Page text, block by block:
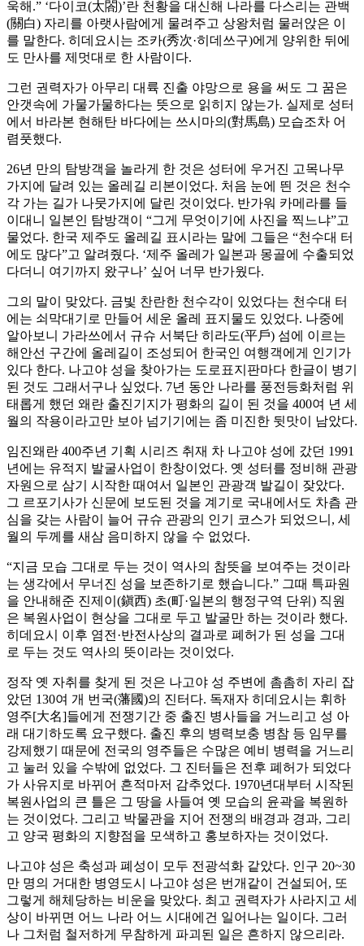
욱해.” ‘다이코(太閤)’란 천황을 대신해 나라를 다스리는 관백
(關白) 자리를 아랫사람에게 물려주고 상왕처럼 물러앉은 이
를 말한다. 히데요시는 조카(秀次·히데쓰구)에게 양위한 뒤에
도 만사를 제멋대로 한 사람이다.
그런 권력자가 아무리 대륙 진출 야망으로 용을 써도 그 꿈은
안갯속에 가물가물하다는 뜻으로 읽히지 않는가. 실제로 성터
에서 바라본 현해탄 바다에는 쓰시마의(對馬島) 모습조차 어
렴풋했다.
26년 만의 탐방객을 놀라게 한 것은 성터에 우거진 고목나무
가지에 달려 있는 올레길 리본이었다. 처음 눈에 띈 것은 천수
각 가는 길가 나뭇가지에 달린 것이었다. 반가워 카메라를 들
이대니 일본인 탐방객이 “그게 무엇이기에 사진을 찍느냐”고
물었다. 한국 제주도 올레길 표시라는 말에 그들은 “천수대 터
에도 많다”고 알려줬다. ‘제주 올레가 일본과 몽골에 수출되었
다더니 여기까지 왔구나’ 싶어 너무 반가웠다.
그의 말이 맞았다. 금빛 찬란한 천수각이 있었다는 천수대 터
에는 쇠막대기로 만들어 세운 올레 표지물도 있었다. 나중에
알아보니 가라쓰에서 규슈 서북단 히라도(平戶) 섬에 이르는
해안선 구간에 올레길이 조성되어 한국인 여행객에게 인기가
있다 한다. 나고야 성을 찾아가는 도로표지판마다 한글이 병기
된 것도 그래서구나 싶었다. 7년 동안 나라를 풍전등화처럼 위
태롭게 했던 왜란 출진기지가 평화의 길이 된 것을 400여 년 세
월의 작용이라고만 보아 넘기기에는 좀 미진한 뒷맛이 남았다.
임진왜란 400주년 기획 시리즈 취재 차 나고야 성에 갔던 1991
년에는 유적지 발굴사업이 한창이었다. 옛 성터를 정비해 관광
자원으로 삼기 시작한 때여서 일본인 관광객 발길이 잦았다.
그 르포기사가 신문에 보도된 것을 계기로 국내에서도 차츰 관
심을 갖는 사람이 늘어 규슈 관광의 인기 코스가 되었으니, 세
월의 두께를 새삼 음미하지 않을 수 없었다.
“지금 모습 그대로 두는 것이 역사의 참뜻을 보여주는 것이라
는 생각에서 무너진 성을 보존하기로 했습니다.” 그때 특파원
을 안내해준 진제이(鎭西) 초(町·일본의 행정구역 단위) 직원
은 복원사업이 현상을 그대로 두고 발굴만 하는 것이라 했다.
히데요시 이후 염전·반전사상의 결과로 폐허가 된 성을 그대
로 두는 것도 역사의 뜻이라는 것이었다.
정작 옛 자취를 찾게 된 것은 나고야 성 주변에 촘촘히 자리 잡
았던 130여 개 번국(藩國)의 진터다. 독재자 히데요시는 휘하
영주[大名]들에게 전쟁기간 중 출진 병사들을 거느리고 성 아
래 대기하도록 요구했다. 출진 후의 병력보충 병참 등 임무를
강제했기 때문에 전국의 영주들은 수많은 예비 병력을 거느리
고 눌러 있을 수밖에 없었다. 그 진터들은 전후 폐허가 되었다
가 사유지로 바뀌어 흔적마저 감추었다. 1970년대부터 시작된
복원사업의 큰 틀은 그 땅을 사들여 옛 모습의 윤곽을 복원하
는 것이었다. 그리고 박물관을 지어 전쟁의 배경과 경과, 그리
고 양국 평화의 지향점을 모색하고 홍보하자는 것이었다.
나고야 성은 축성과 폐성이 모두 전광석화 같았다. 인구 20~30
만 명의 거대한 병영도시 나고야 성은 번개같이 건설되어, 또
그렇게 해체당하는 비운을 맞았다. 최고 권력자가 사라지고 세
상이 바뀌면 어느 나라 어느 시대에건 일어나는 일이다. 그러
나 그처럼 철저하게 무참하게 파괴된 일은 흔하지 않으리라.